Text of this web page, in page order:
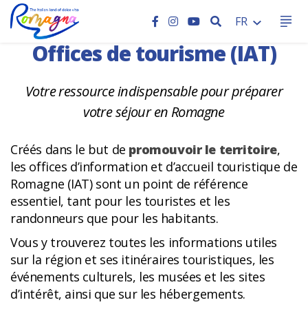
RECHERCHER
FR
HOME
Offices de tourisme (IAT)
Votre ressource indispensable pour préparer
votre séjour en Romagne
Créés dans le but de promouvoir le territoire,
les offices d’information et d’accueil touristique de
Romagne (IAT) sont un point de référence
essentiel, tant pour les touristes et les
randonneurs que pour les habitants.
Vous y trouverez toutes les informations utiles
sur la région et ses itinéraires touristiques, les
événements culturels, les musées et les sites
d’intérêt, ainsi que sur les hébergements.